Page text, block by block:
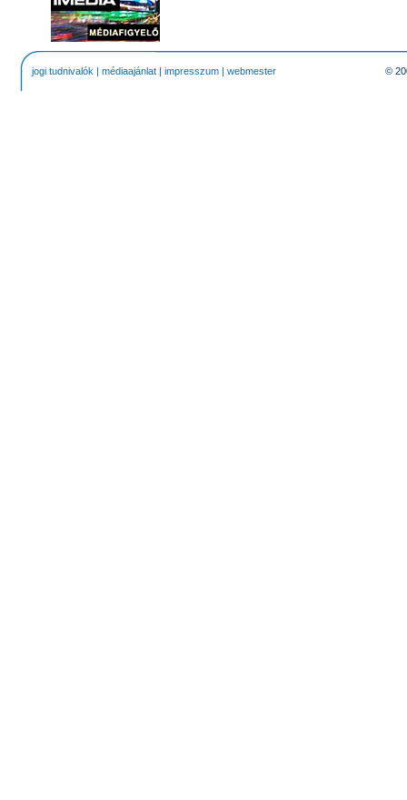
jogi tudnivalók | médiaajánlat | impresszum | webmester ©